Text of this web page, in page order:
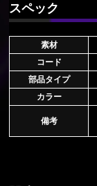
スペック
素材
コード
部品タイプ
カラー
備考